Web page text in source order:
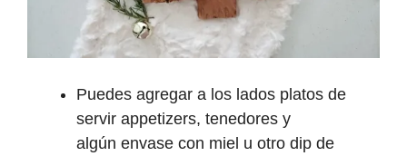
Puedes agregar a los lados platos de
servir appetizers, tenedores y
algún envase con miel u otro dip de